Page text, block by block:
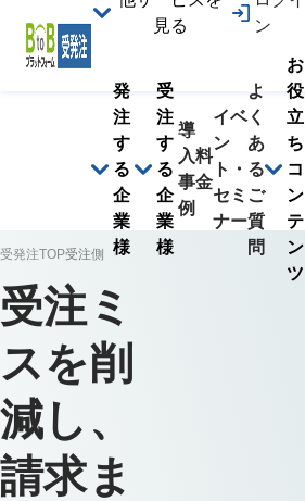
見る
ン
発
注
す
る
企
業
様
受
注
す
る
企
業
様
導
入
事
例
料
金
イベ
ン
ト・
セミ
ナー
よ
く
あ
る
ご
質
問
お
役
立
ち
コ
ン
テ
ン
ツ
受発注TOP受注側
受注ミ
スを削
減し、
請求ま